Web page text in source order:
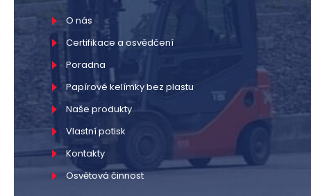
O nás
Certifikace a osvědčení
Poradna
Papírové kelímky bez plastu
Naše produkty
Vlastní potisk
Kontakty
Osvětová činnost